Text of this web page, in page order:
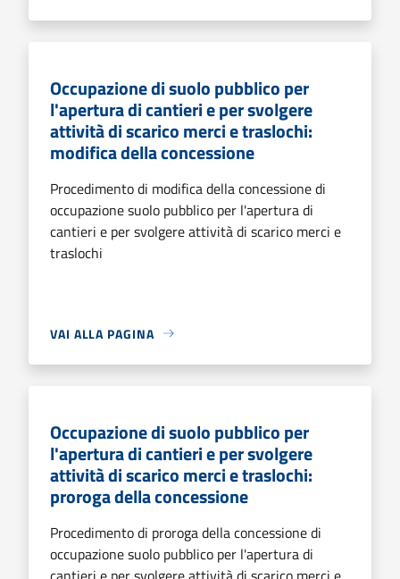
Occupazione di suolo pubblico per
l'apertura di cantieri e per svolgere
attività di scarico merci e traslochi:
modifica della concessione
Procedimento di modifica della concessione di
occupazione suolo pubblico per l'apertura di
cantieri e per svolgere attività di scarico merci e
traslochi
VAI ALLA PAGINA
Occupazione di suolo pubblico per
l'apertura di cantieri e per svolgere
attività di scarico merci e traslochi:
proroga della concessione
Procedimento di proroga della concessione di
occupazione suolo pubblico per l'apertura di